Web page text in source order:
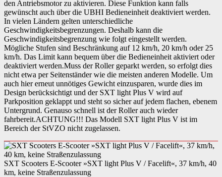
den Antriebsmotor zu aktivieren. Diese Funktion kann falls
gewünscht auch über die UBHI Bedieneinheit deaktiviert werden.
In vielen Ländern gelten unterschiedliche
Geschwindigkeitsbegrenzungen. Deshalb kann die
Geschwindigkeitsbegrenzung wie folgt eingestellt werden.
Mögliche Stufen sind Beschränkung auf 12 km/h, 20 km/h oder 25
km/h. Das Limit kann bequem über die Bedieneinheit aktiviert oder
deaktiviert werden.Muss der Roller geparkt werden, so erfolgt dies
nicht etwa per Seitenständer wie die meisten anderen Modelle. Um
auch hier erneut unnötiges Gewicht einzusparen, wurde dies im
Design berücksichtigt und der SXT light Plus V wird auf
Parkposition geklappt und steht so sicher auf jedem flachen, ebenem
Untergrund. Genauso schnell ist der Roller auch wieder
fahrbereit.ACHTUNG!!! Das Modell SXT light Plus V ist im
Bereich der StVZO nicht zugelassen.
SXT Scooters E-Scooter »SXT light Plus V / Facelift«, 37 km/h, 40
km, keine Straßenzulassung